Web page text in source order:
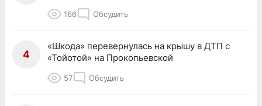
166 Обсудить
4
«Шкода» перевернулась на крышу в ДТП с
«Тойотой» на Прокопьевской
57 Обсудить